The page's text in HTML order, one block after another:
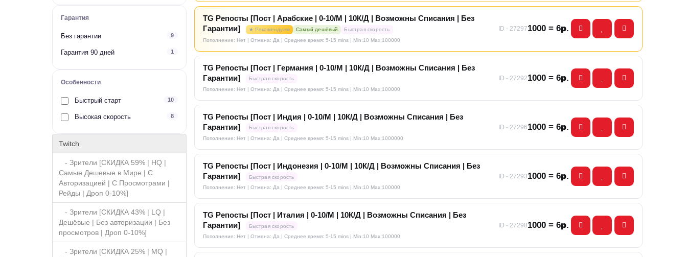
Гарантия
Без гарантии 9
Гарантия 90 дней 1
Особенности
Быстрый старт 10
Высокая скорость 8
Twitch
- Зрители [СКИДКА 59% | HQ |
Самые Дешевые в Мире | С
Авторизацией | С Просмотрами |
Рейды | Дроп 0-10%]
- Зрители [СКИДКА 43% | LQ |
Дешёвые | Без авторизации | Без
просмотров | Дроп 0-10%]
- Зрители [СКИДКА 25% | MQ |
TG Репосты [Пост | Арабские | 0-10/М | 10К/Д | Возможны Списания | Без
Гарантии]
★ Рекомендуем Самый дешёвый
Быстрая скорость
Пополнение: Нет | Отмена: Да | Среднее время: 5-15 mins | Min:10 Max:100000
ID - 272971000 = 6р.
TG Репосты [Пост | Германия | 0-10/М | 10К/Д | Возможны Списания | Без
Гарантии]
Быстрая скорость
Пополнение: Нет | Отмена: Да | Среднее время: 5-15 mins | Min:10 Max:100000
ID - 272921000 = 6р.
TG Репосты [Пост | Индия | 0-10/М | 10К/Д | Возможны Списания | Без
Гарантии]
Быстрая скорость
Пополнение: Нет | Отмена: Да | Среднее время: 5-15 mins | Min:10 Max:1000000
ID - 272961000 = 6р.
TG Репосты [Пост | Индонезия | 0-10/М | 10К/Д | Возможны Списания | Без
Гарантии]
Быстрая скорость
Пополнение: Нет | Отмена: Да | Среднее время: 5-15 mins | Min:10 Max:100000
ID - 272931000 = 6р.
TG Репосты [Пост | Италия | 0-10/М | 10К/Д | Возможны Списания | Без
Гарантии]
Быстрая скорость
Пополнение: Нет | Отмена: Да | Среднее время: 5-15 mins | Min:10 Max:100000
ID - 272981000 = 6р.